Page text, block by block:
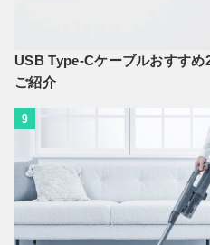
USB Type-Cケーブルおすす
ご紹介
9